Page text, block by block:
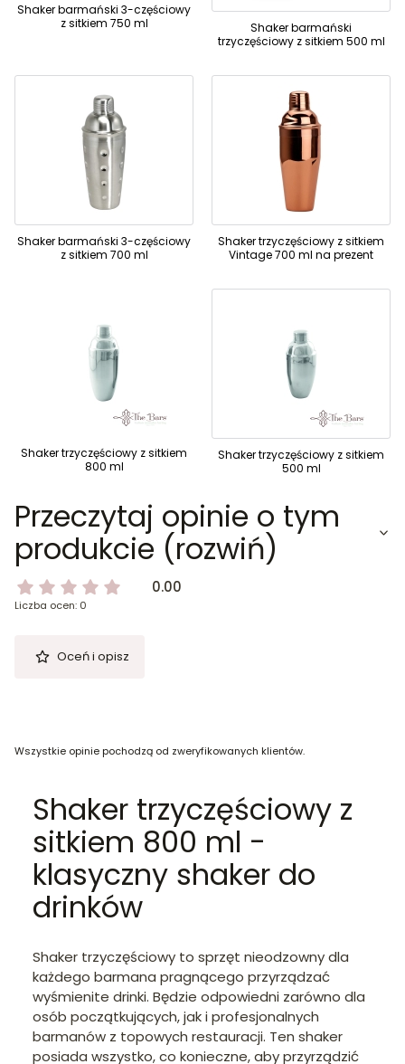
Shaker barmański 3-częściowy
z sitkiem 750 ml
Shaker barmański
trzyczęściowy z sitkiem 500 ml
Shaker barmański 3-częściowy
z sitkiem 700 ml
Shaker trzyczęściowy z sitkiem
Vintage 700 ml na prezent
Shaker trzyczęściowy z sitkiem
800 ml
Shaker trzyczęściowy z sitkiem
500 ml
Przeczytaj opinie o tym
produkcie (rozwiń)
0.00
Liczba ocen: 0
Oceń i opisz
Wszystkie opinie pochodzą od zweryfikowanych klientów.
Shaker trzyczęściowy z
sitkiem 800 ml -
klasyczny shaker do
drinków
Shaker trzyczęściowy to sprzęt nieodzowny dla
każdego barmana pragnącego przyrządzać
wyśmienite drinki. Będzie odpowiedni zarówno dla
osób początkujących, jak i profesjonalnych
barmanów z topowych restauracji. Ten shaker
posiada wszystko, co konieczne, aby przyrządzić